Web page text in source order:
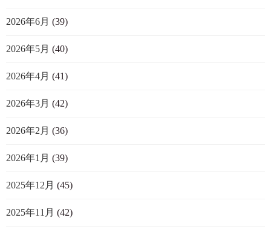
2026年6月 (39)
2026年5月 (40)
2026年4月 (41)
2026年3月 (42)
2026年2月 (36)
2026年1月 (39)
2025年12月 (45)
2025年11月 (42)